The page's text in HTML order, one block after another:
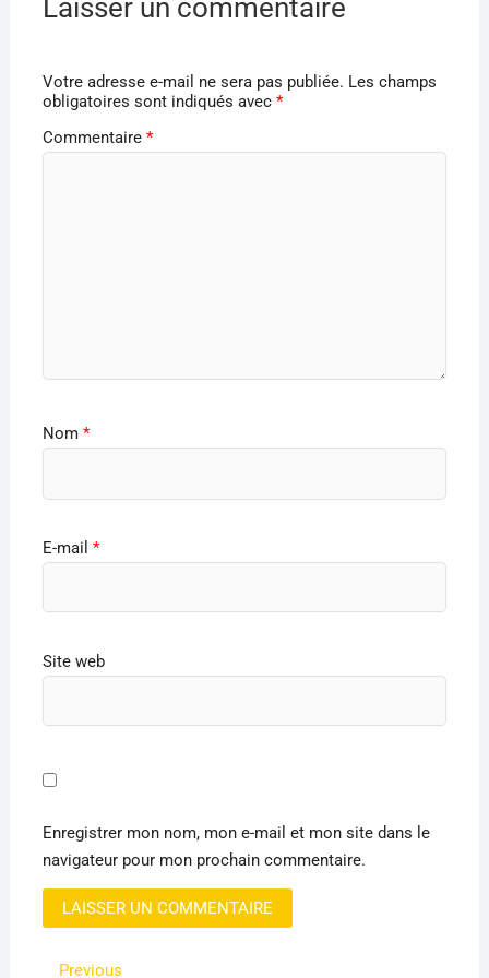
Laisser un commentaire
Votre adresse e-mail ne sera pas publiée. Les champs
obligatoires sont indiqués avec *
Commentaire *
Nom *
E-mail *
Site web
Enregistrer mon nom, mon e-mail et mon site dans le
navigateur pour mon prochain commentaire.
PreviousPrevious